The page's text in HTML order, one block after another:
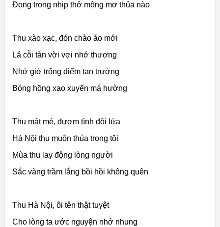
Đọng trong nhịp thở mộng mơ thủa nào
Thu xào xạc, đón chào áo mới
Lá cỗi tàn vời vợi nhớ thương
Nhớ giờ trống điểm tan trường
Bóng hồng xao xuyến má hường
Thu mát mẻ, đượm tình đôi lứa
Hà Nội thu muôn thủa trong tôi
Mùa thu lay động lòng người
Sắc vàng trầm lắng bồi hồi không quên
Thu Hà Nội, ôi tên thật tuyệt
Cho lòng ta ước nguyện nhớ nhung